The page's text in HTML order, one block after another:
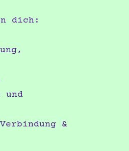
dich:
und
&